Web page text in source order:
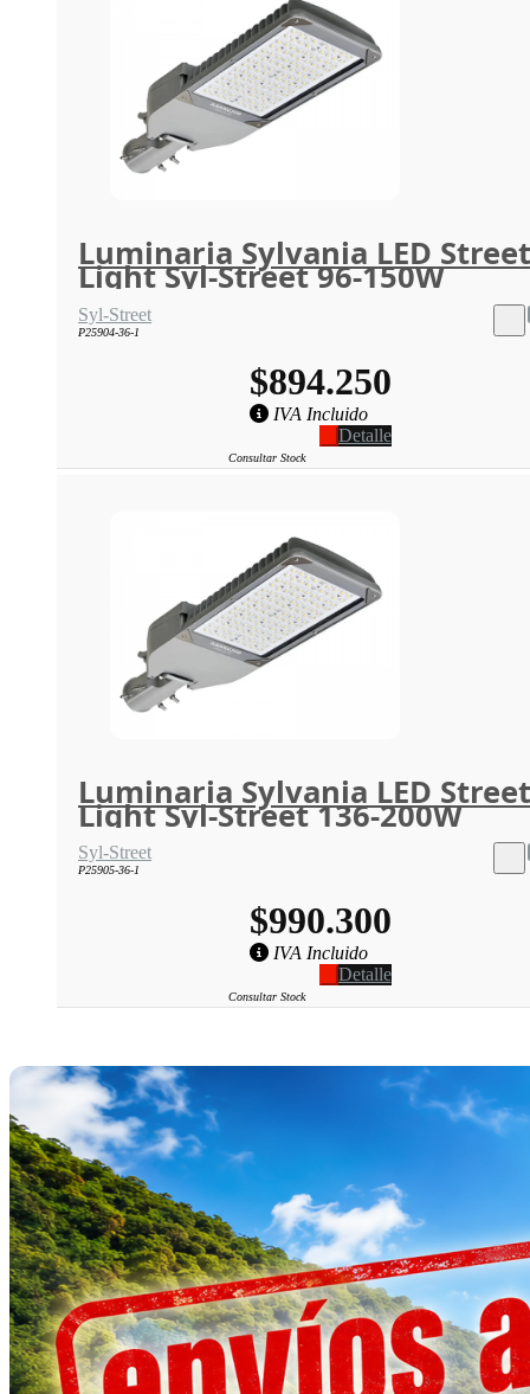
Luminaria Sylvania LED Street
Light Syl-Street 96-150W
Syl-Street
P25904-36-1
$894.250
IVA Incluido
Detalle
Consultar Stock
Luminaria Sylvania LED Street
Light Syl-Street 136-200W
Syl-Street
P25905-36-1
$990.300
IVA Incluido
Detalle
Consultar Stock